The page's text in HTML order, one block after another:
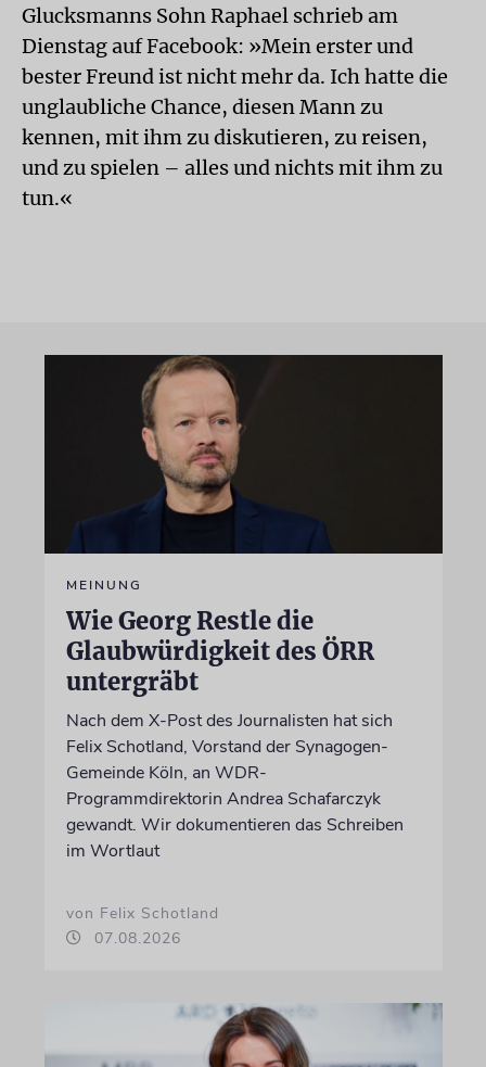
Glucksmanns Sohn Raphael schrieb am
Dienstag auf Facebook: »Mein erster und
bester Freund ist nicht mehr da. Ich hatte die
unglaubliche Chance, diesen Mann zu
kennen, mit ihm zu diskutieren, zu reisen,
und zu spielen – alles und nichts mit ihm zu
tun.«
MEINUNG
Wie Georg Restle die
Glaubwürdigkeit des ÖRR
untergräbt
Nach dem X-Post des Journalisten hat sich
Felix Schotland, Vorstand der Synagogen-
Gemeinde Köln, an WDR-
Programmdirektorin Andrea Schafarczyk
gewandt. Wir dokumentieren das Schreiben
im Wortlaut
von Felix Schotland
07.08.2026